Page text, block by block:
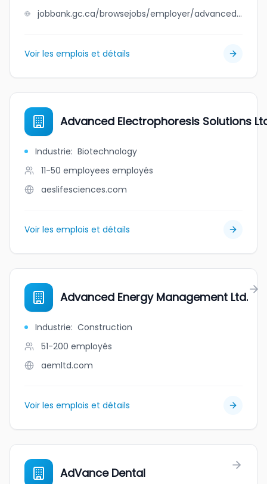
jobbank.gc.ca/browsejobs/employer/advanced+electrophoresis+solutions+ltd/ca
Voir les emplois et détails
Advanced Electrophoresis Solutions
Industrie: Biotechnology
11-50 employees employés
aeslifesciences.com
Voir les emplois et détails
Advanced Energy Management Ltd.
Industrie: Construction
51-200 employés
aemltd.com
Voir les emplois et détails
AdVance Dental